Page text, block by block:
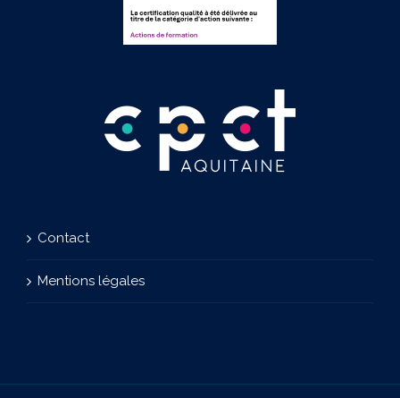
Contact
Mentions légales